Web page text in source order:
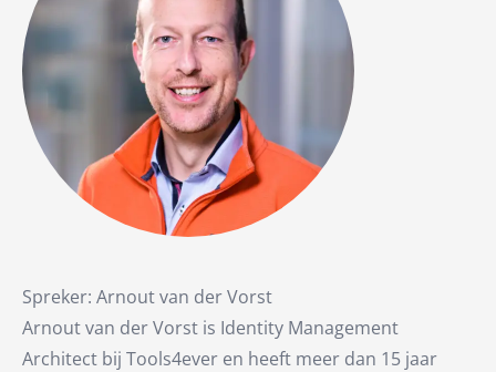
Spreker: Arnout van der Vorst
Arnout van der Vorst is Identity Management
Architect bij Tools4ever en heeft meer dan 15 jaar